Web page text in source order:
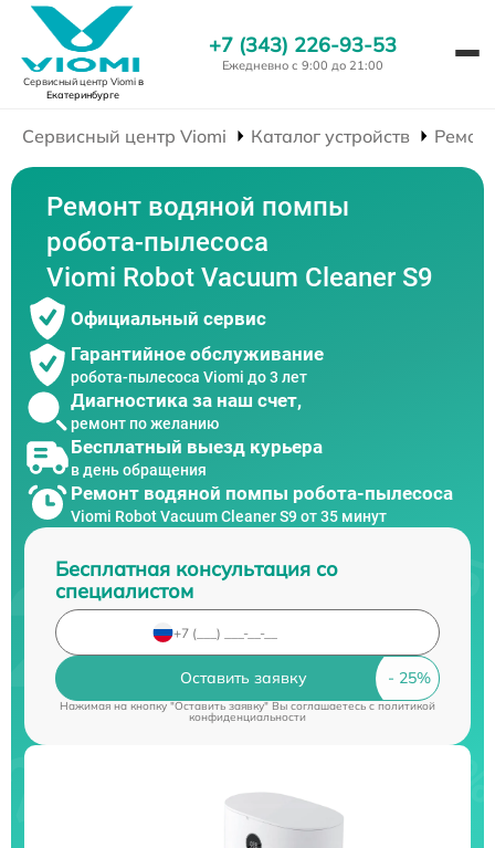
Сервисный центр Viomiв
Екатеринбурге
+7 (343) 226-93-53
Ежедневно с 9:00 до 21:00
Сервисный центр Viomi Каталог устройств
Ремонт водяной помпы
робота-пылесоса
Viomi Robot Vacuum Cleaner S9
Официальный сервис
Гарантийное обслуживание
робота-пылесоса Viomi до 3 лет
Диагностика за наш счет,
ремонт по желанию
Бесплатный выезд курьера
в день обращения
Ремонт водяной помпы робота-пылесоса
Viomi Robot Vacuum Cleaner S9 от 35 минут
Бесплатная консультация со
специалистом
Оставить заявку
Нажимая на кнопку "Оставить заявку" Вы соглашаетесь cполитикой
конфиденциальности